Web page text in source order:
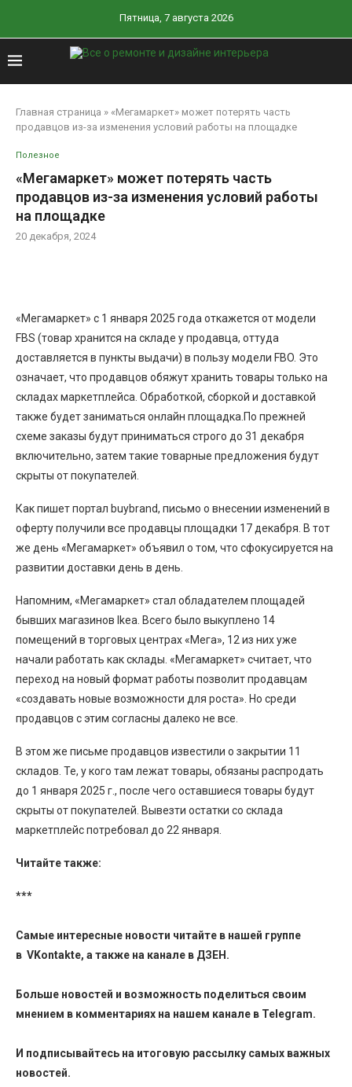
Пятница, 7 августа 2026
Главная страница » «Мегамаркет» может потерять часть
продавцов из-за изменения условий работы на площадке
Полезное
«Мегамаркет» может потерять часть
продавцов из-за изменения условий работы
на площадке
20 декабря, 2024
«Мегамаркет» с 1 января 2025 года откажется от модели
FBS (товар хранится на складе у продавца, оттуда
доставляется в пункты выдачи) в пользу модели FBO. Это
означает, что продавцов обяжут хранить товары только на
складах маркетплейса. Обработкой, сборкой и доставкой
также будет заниматься онлайн площадка.По прежней
схеме заказы будут приниматься строго до 31 декабря
включительно, затем такие товарные предложения будут
скрыты от покупателей.
Как пишет портал buybrand, письмо о внесении изменений в
оферту получили все продавцы площадки 17 декабря. В тот
же день «Мегамаркет» объявил о том, что сфокусируется на
развитии доставки день в день.
Напомним, «Мегамаркет» стал обладателем площадей
бывших магазинов Ikea. Всего было выкуплено 14
помещений в торговых центрах «Мега», 12 из них уже
начали работать как склады. «Мегамаркет» считает, что
переход на новый формат работы позволит продавцам
«создавать новые возможности для роста». Но среди
продавцов с этим согласны далеко не все.
В этом же письме продавцов известили о закрытии 11
складов. Те, у кого там лежат товары, обязаны распродать
до 1 января 2025 г., после чего оставшиеся товары будут
скрыты от покупателей. Вывезти остатки со склада
маркетплейс потребовал до 22 января.
Читайте также:
***
Самые интересные новости читайте в нашей группе
в VKontakte, а также на канале в ДЗЕН .
Больше новостей и возможность поделиться своим
мнением в комментариях на нашем канале в Telegram.
И подписывайтесь на итоговую рассылку самых важных
новостей.